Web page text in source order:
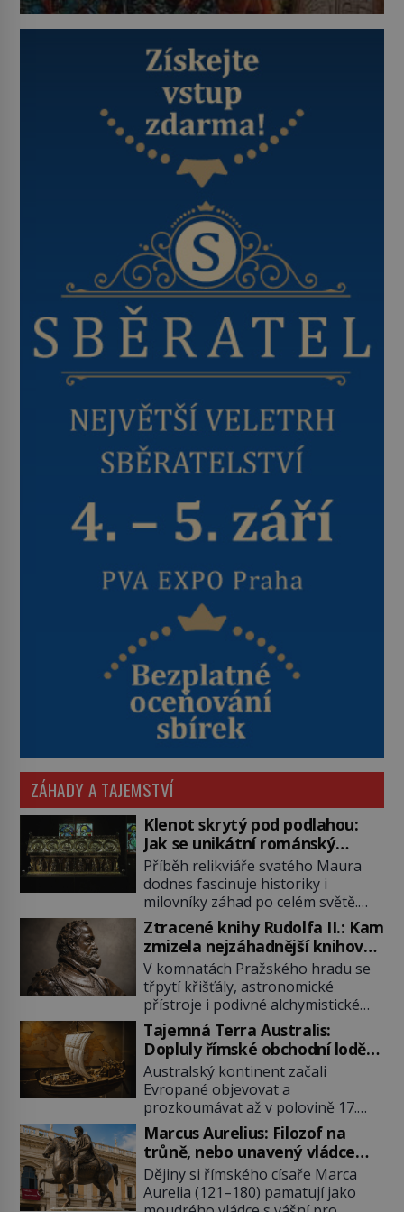
ZÁHADY A TAJEMSTVÍ
Klenot skrytý pod podlahou:
Jak se unikátní románský
poklad dostal do zapadlého
Bečova?
Příběh relikviáře svatého Maura
dodnes fascinuje historiky i
milovníky záhad po celém světě.
Tato románská zlatnická památka
ze 13. století je po českých
korunovačních klenotech druhým
nejcennějším movitým majetkem v
České republice. Přestože byl
klenot v roce 1985 po dramatickém
pátrání kriminalistů úspěšně
nalezen, jeho minulost stále
obestírá hustá mlha. Otázky, jak
přesně se tato […]
Ztracené knihy Rudolfa II.: Kam
zmizela nejzáhadnější knihovna
Evropy?
V komnatách Pražského hradu se
třpytí křišťály, astronomické
přístroje i podivné alchymistické
rukopisy. Císař Rudolf II.
shromažďuje vše, co souvisí s
tajemstvím přírody, hvězd i
lidského poznání. Jenže po jeho
smrti se jeho slavné sbírky začínají
rozpadat a část z nich mizí navždy.
Kdo odnesl nejvzácnější knihy? A
existují ještě někde zapomenuté
rukopisy, které nikdo […]
Tajemná Terra Australis:
Dopluly římské obchodní lodě
až do Austrálie?
Australský kontinent začali
Evropané objevovat a
prozkoumávat až v polovině 17.
století. Existuje však možnost, že
by se o tento vzdálený kontinent
mohly zajímat již evropské
starověké civilizace, a to o 15
století dříve? Již od starověku
Marcus Aurelius: Filozof na
trůně, nebo unavený vládce
závislý na opiu?
Dějiny si římského císaře Marca
Aurelia (121–180) pamatují jako